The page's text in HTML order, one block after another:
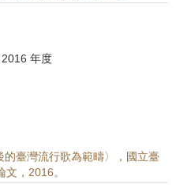
年度
的臺灣流行歌為範疇〉，國立臺
，2016。